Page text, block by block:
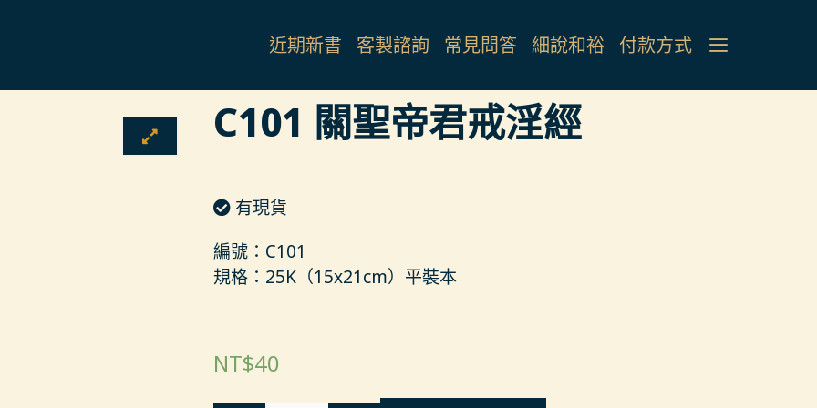
近期新書 客製諮詢 常見問答 細說和裕 付款方式
C101 關聖帝君戒淫經
有現貨
編號：C101
規格：25K（15x21cm）平裝本
NT$40